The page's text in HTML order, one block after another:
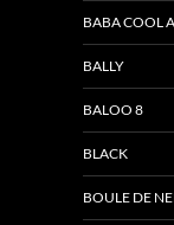
BABA COOL
BALLY
BALOO 8
BLACK
BOULE DE